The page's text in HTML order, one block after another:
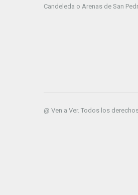
Candeleda o Arenas de San
@ Ven a Ver. Todos los